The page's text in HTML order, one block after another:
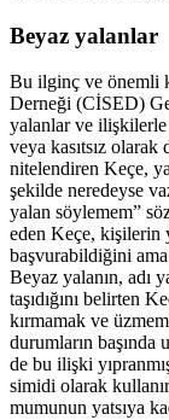
Beyaz yalanlar
Bu ilginç ve önemli
Derneği (CİSED)
yalanlar ve ilişkilerle
veya kasıtsız
nitelendiren Keçe,
şekilde neredeyse
yalan söylemem”
eden Keçe, kişilerin
başvurabildiğini
Beyaz yalanın, adı
taşıdığını belirten
kırmamak ve
durumların
de bu ilişki
simidi olarak
mumunun yatsıya